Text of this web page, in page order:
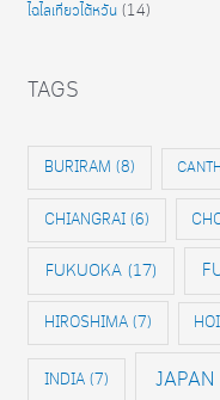
ไฉไลเที่ยวไต้หวัน (14)
TAGS
BURIRAM (8)
CHIANGRAI (6)
FUKUOKA (17)
HIROSHIMA (7)
INDIA (7) JAPAN